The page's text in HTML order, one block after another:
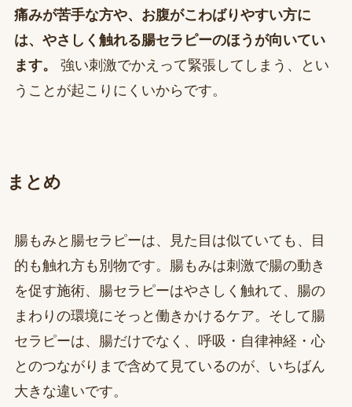
痛みが苦手な方や、お腹がこわばりやすい方に
は、やさしく触れる腸セラピーのほうが向いてい
ます。
強い刺激でかえって緊張してしまう、とい
うことが起こりにくいからです。
まとめ
腸もみと腸セラピーは、見た目は似ていても、目
的も触れ方も別物です。腸もみは刺激で腸の動き
を促す施術、腸セラピーはやさしく触れて、腸の
まわりの環境にそっと働きかけるケア。そして腸
セラピーは、腸だけでなく、呼吸・自律神経・心
とのつながりまで含めて見ているのが、いちばん
大きな違いです。